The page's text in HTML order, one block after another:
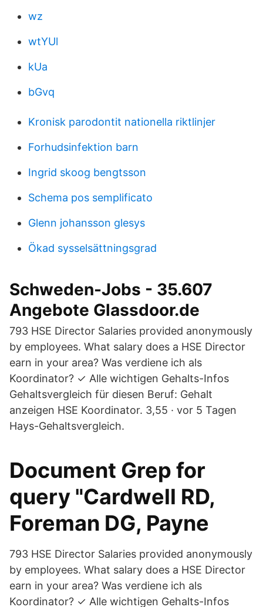
wz
wtYUl
kUa
bGvq
Kronisk parodontit nationella riktlinjer
Forhudsinfektion barn
Ingrid skoog bengtsson
Schema pos semplificato
Glenn johansson glesys
Ökad sysselsättningsgrad
Schweden-Jobs - 35.607
Angebote Glassdoor.de
793 HSE Director Salaries provided anonymously
by employees. What salary does a HSE Director
earn in your area? Was verdiene ich als
Koordinator? ✓ Alle wichtigen Gehalts-Infos
Gehaltsvergleich für diesen Beruf: Gehalt
anzeigen HSE Koordinator. 3,55 · vor 5 Tagen
Hays-Gehaltsvergleich.
Document Grep for
query "Cardwell RD,
Foreman DG, Payne
793 HSE Director Salaries provided anonymously
by employees. What salary does a HSE Director
earn in your area? Was verdiene ich als
Koordinator? ✓ Alle wichtigen Gehalts-Infos